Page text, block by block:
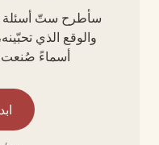
سأطرح ستّ أسئلة
والوقع الذي
أسماءً صُنعت